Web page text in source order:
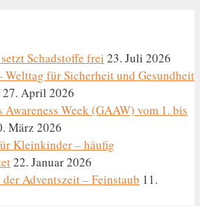
Schadstoffe frei 23. Juli 2026
für Sicherheit und Gesundheit
27. April 2026
Awareness Week (GAAW) vom 1. bis
März 2026
Kleinkinder – häufig
22. Januar 2026
Adventszeit – Feinstaub 11.